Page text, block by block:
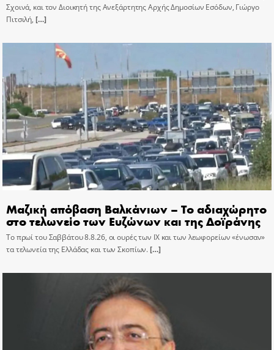
Σχοινά, και τον Διοικητή της Ανεξάρτητης Αρχής Δημοσίων Εσόδων, Γιώργο
Πιτσιλή, […]
Μαζική απόβαση Βαλκάνιων – Το αδιαχώρητο
στο τελωνείο των Ευζώνων και της Δοϊράνης
Το πρωί του Σαββάτου 8.8.26, οι ουρές των ΙΧ και των λεωφορείων «ένωσαν»
τα τελωνεία της Ελλάδας και των Σκοπίων.[…]